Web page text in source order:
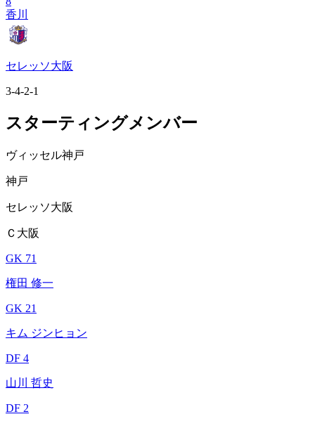
香川
セレッソ大阪
3-4-2-1
スターティングメンバー
ヴィッセル神戸
神戸
セレッソ大阪
Ｃ大阪
GK 71
権田 修一
GK 21
キム ジンヒョン
DF 4
山川 哲史
DF 2